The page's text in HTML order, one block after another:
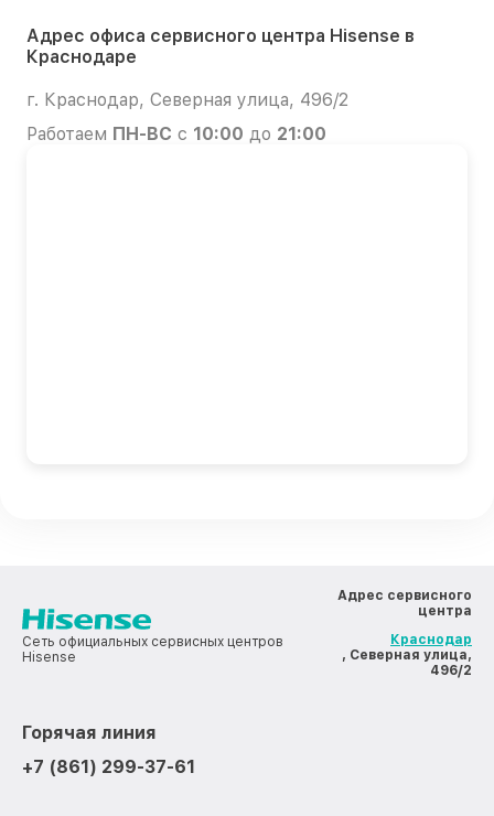
Адрес офиса сервисного центра Hisense в
Краснодаре
г. Краснодар, Северная улица, 496/2
Работаем ПН-ВС с 10:00 до 21:00
Сеть официальных сервисных центров
Hisense
Адрес сервисного
центра
Краснодар
, Северная улица,
496/2
Горячая линия
+7 (861) 299-37-61